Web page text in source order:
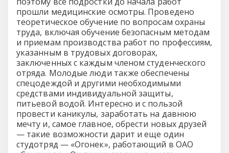
прошли медицинские осмотры. Проведено
теоретическое обучение по вопросам охраны
труда, включая обучение безопасным методам
и приемам производства работ по профессиям,
указанным в трудовых договорах,
заключенных с каждым членом студенческого
отряда. Молодые люди также обеспечены
спецодеждой и другими необходимыми
средствами индивидуальной защиты,
питьевой водой. Интересно и с пользой
провести каникулы, заработать на давнюю
мечту и, самое главное, обрести новых друзей
— такие возможности дарит и еще один
студотряд — «Огонек», работающий в ОАО